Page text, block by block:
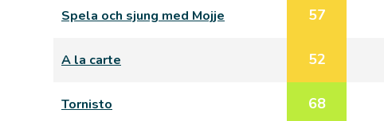
Spela och sjung med Mojje 57
A la carte 52
Tornisto 68